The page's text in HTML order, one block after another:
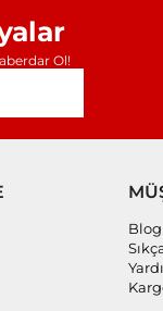
Ol!
Blog